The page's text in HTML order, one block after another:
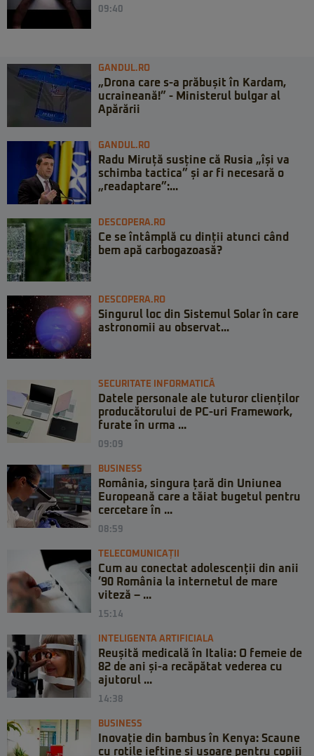
09:40
GANDUL.RO
„Drona care s-a prăbușit în Kardam,
ucraineană!” - Ministerul bulgar al
Apărării
GANDUL.RO
Radu Miruță susține că Rusia „își va
schimba tactica” și ar fi necesară o
„readaptare”:...
DESCOPERA.RO
Ce se întâmplă cu dinții atunci când
bem apă carbogazoasă?
DESCOPERA.RO
Singurul loc din Sistemul Solar în care
astronomii au observat...
SECURITATE INFORMATICĂ
Datele personale ale tuturor clienților
producătorului de PC-uri Framework,
furate în urma ...
09:09
BUSINESS
România, singura țară din Uniunea
Europeană care a tăiat bugetul pentru
cercetare în ...
08:59
TELECOMUNICAȚII
Cum au conectat adolescenții din anii
’90 România la internetul de mare
viteză – ...
15:14
INTELIGENTA ARTIFICIALA
Reușită medicală în Italia: O femeie de
82 de ani și-a recăpătat vederea cu
ajutorul ...
14:38
BUSINESS
Inovație din bambus în Kenya: Scaune
cu rotile ieftine și ușoare pentru copiii